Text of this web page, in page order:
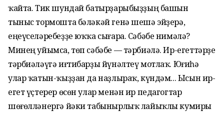
ҡайта. Тик шундай батырҙарыбыҙҙың башын
тыныс тормошта бәләкәй генә шешә эйҙерә,
еңеүселәребеҙҙе юҡҡа сығара. Сәбәбе нимәлә?
Минең уйымса, төп сәбәбе — тәрбиәлә. Ир-егеттәрҙе
тәрбиәләүгә иғтибарҙы йүнәлтеү мотлаҡ. Юғиһә
улар ҡатын-ҡыҙҙан да наҙлыраҡ, күндәм... Ысын ир-
егет үҫтерер өсөн улар менән ир педагогтар
шөғөлләнергә йәки табынырлыҡ лайыҡлы кумиры